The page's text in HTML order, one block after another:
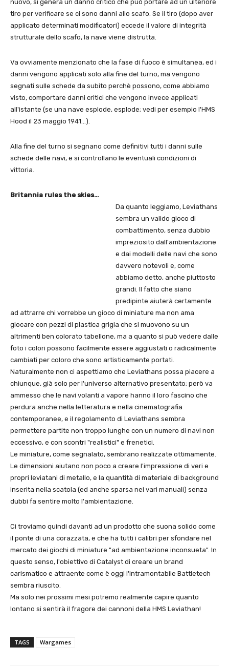
nuovo, si genera un danno critico che può portare ad un ulteriore
tiro per verificare se ci sono danni allo scafo. Se il tiro (dopo aver
applicato determinati modificatori) eccede il valore di integrità
strutturale dello scafo, la nave viene distrutta.
Va ovviamente menzionato che la fase di fuoco è simultanea, ed i
danni vengono applicati solo alla fine del turno, ma vengono
segnati sulle schede da subito perchè possono, come abbiamo
visto, comportare danni critici che vengono invece applicati
all'istante (se una nave esplode, esplode; vedi per esempio l'HMS
Hood il 23 maggio 1941…).
Alla fine del turno si segnano come definitivi tutti i danni sulle
schede delle navi, e si controllano le eventuali condizioni di
vittoria.
Britannia rules the skies…
Da quanto leggiamo, Leviathans
sembra un valido gioco di
combattimento, senza dubbio
impreziosito dall'ambientazione
e dai modelli delle navi che sono
davvero notevoli e, come
abbiamo detto, anche piuttosto
grandi. Il fatto che siano
predipinte aiuterà certamente
ad attrarre chi vorrebbe un gioco di miniature ma non ama
giocare con pezzi di plastica grigia che si muovono su un
altrimenti ben colorato tabellone, ma a quanto si può vedere dalle
foto i colori possono facilmente essere aggiustati o radicalmente
cambiati per coloro che sono artisticamente portati.
Naturalmente non ci aspettiamo che Leviathans possa piacere a
chiunque, già solo per l'universo alternativo presentato; però va
ammesso che le navi volanti a vapore hanno il loro fascino che
perdura anche nella letteratura e nella cinematografia
contemporanee, e il regolamento di Leviathans sembra
permettere partite non troppo lunghe con un numero di navi non
eccessivo, e con scontri "realistici" e frenetici.
Le miniature, come segnalato, sembrano realizzate ottimamente.
Le dimensioni aiutano non poco a creare l'impressione di veri e
propri leviatani di metallo, e la quantità di materiale di background
inserita nella scatola (ed anche sparsa nei vari manuali) senza
dubbi fa sentire molto l'ambientazione.
Ci troviamo quindi davanti ad un prodotto che suona solido come
il ponte di una corazzata, e che ha tutti i calibri per sfondare nel
mercato dei giochi di miniature "ad ambientazione inconsueta". In
questo senso, l'obiettivo di Catalyst di creare un brand
carismatico e attraente come è oggi l'intramontabile Battletech
sembra riuscito.
Ma solo nei prossimi mesi potremo realmente capire quanto
lontano si sentirà il fragore dei cannoni della HMS Leviathan!
TAGS Wargames